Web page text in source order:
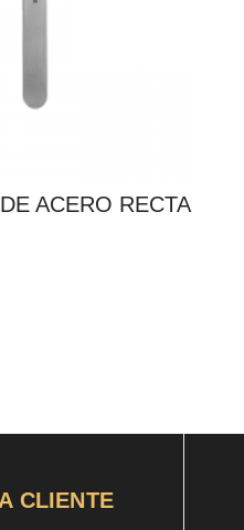
ACERO RECTA
CLIENTE